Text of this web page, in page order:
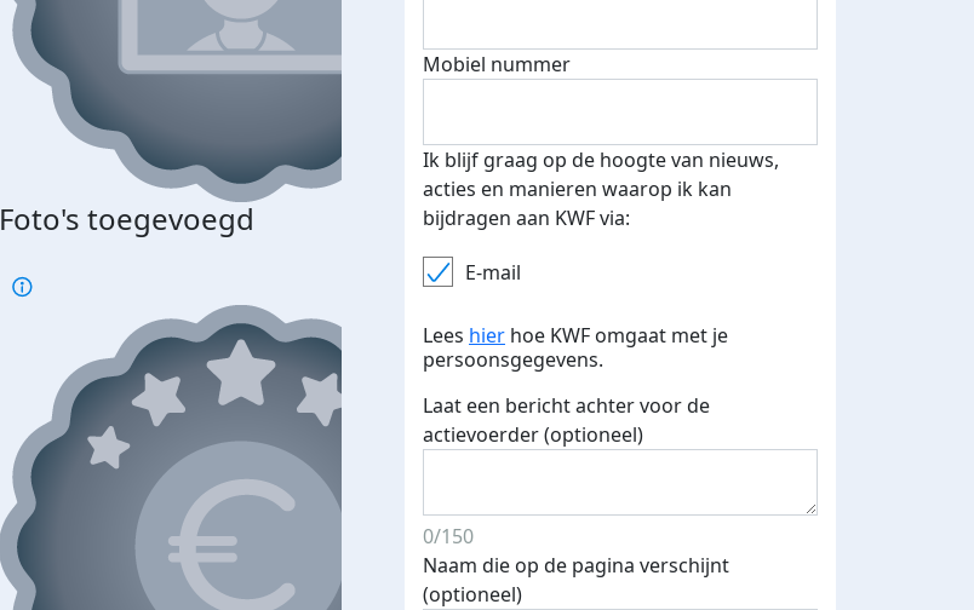
Foto's toegevoegd E-mails verstuurd
Bij 500 euro aan donaties ontvang
je je speciale KWF t-shirt!
Mobiel nummer
Ik blijf graag op de hoogte van nieuws,
acties en manieren waarop ik kan
bijdragen aan KWF via:
E-mail
Lees hier hoe KWF omgaat met je
persoonsgegevens.
Laat een bericht achter voor de
actievoerder (optioneel)
0/150
Naam die op de pagina verschijnt
(optioneel)